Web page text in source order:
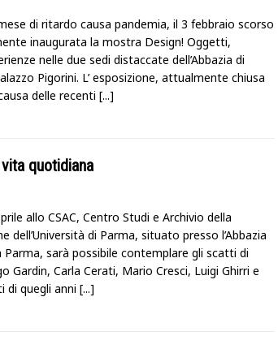
di ritardo causa pandemia, il 3 febbraio scorso
inaugurata la mostra Design! Oggetti,
nelle due sedi distaccate dell’Abbazia di
Pigorini. L’ esposizione, attualmente chiusa
delle recenti [...]
quotidiana
allo CSAC, Centro Studi e Archivio della
dell’Università di Parma, situato presso l’Abbazia
Parma, sarà possibile contemplare gli scatti di
Gardin, Carla Cerati, Mario Cresci, Luigi Ghirri e
di quegli anni [...]